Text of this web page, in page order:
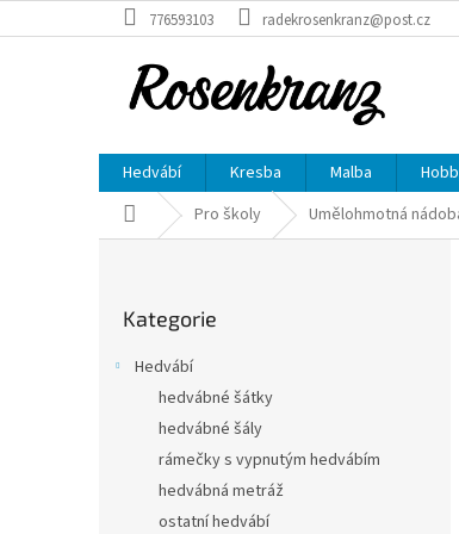
na
776593103 radekrosenkranz@post.cz
Hedvábí Kresba Malba
Domů Pro školy Umělohmotná
kategorie
Kategorie
Hedvábí
hedvábné šátky
hedvábné šály
rámečky s vypnutým hedvábím
hedvábná metráž
ostatní hedvábí